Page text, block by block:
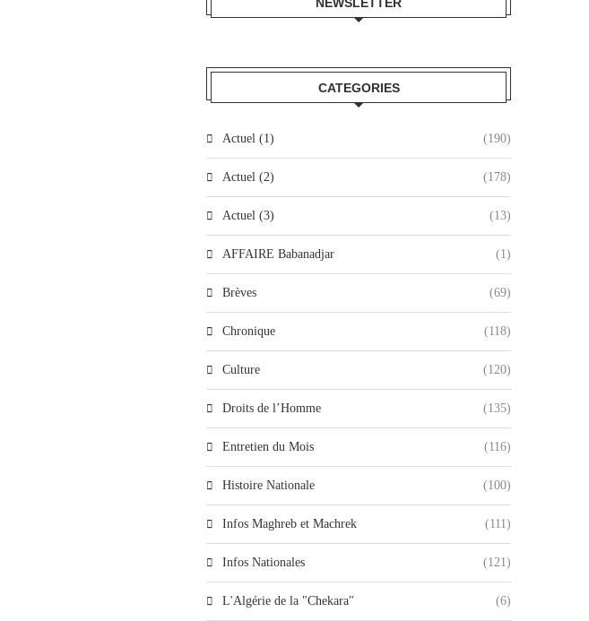
CATEGORIES
Actuel (1) (190)
Actuel (2) (178)
Actuel (3) (13)
AFFAIRE Babanadjar (1)
Brèves (69)
Chronique (118)
Culture (120)
Droits de l’Homme (135)
Entretien du Mois (116)
Histoire Nationale (100)
Infos Maghreb et Machrek (111)
Infos Nationales (121)
L'Algérie de la "Chekara" (6)